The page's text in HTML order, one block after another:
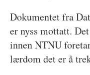
Dokumentet fra
er nyss mottatt.
innen NTNU
lærdom det er å